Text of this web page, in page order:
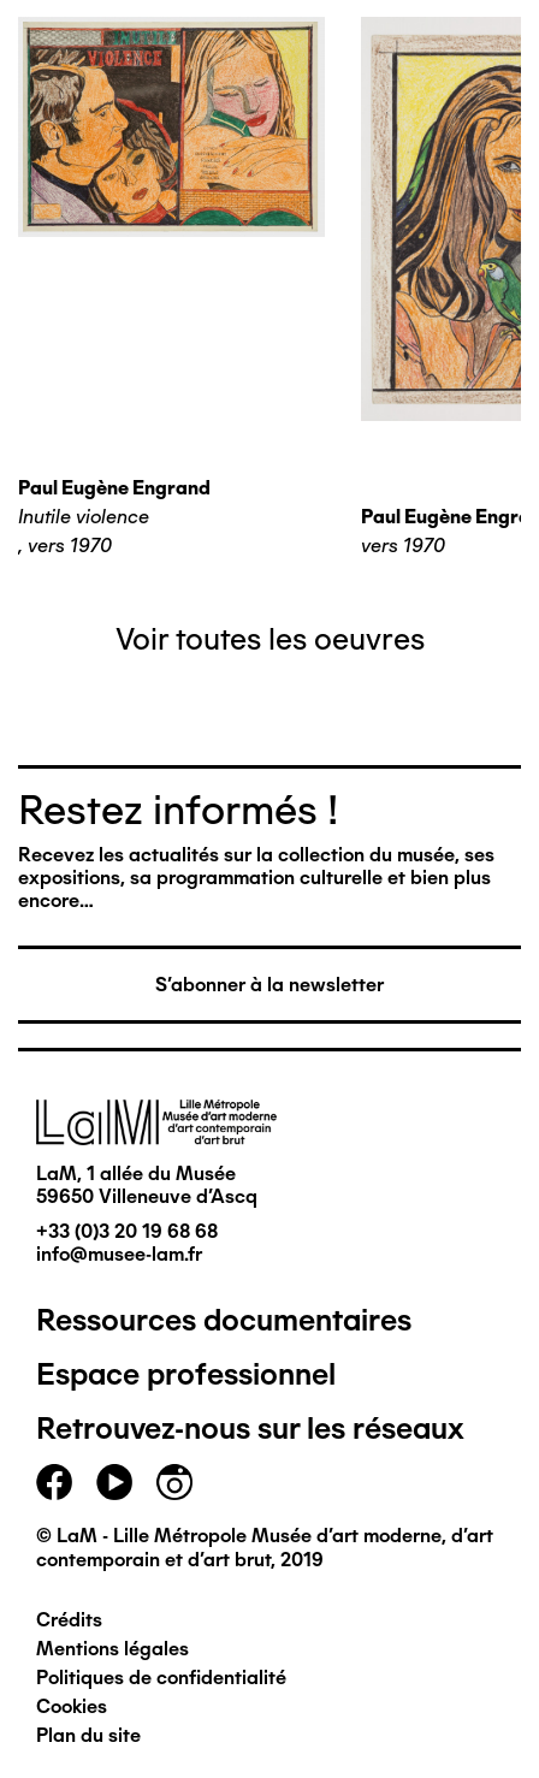
Paul Eugène Engrand
Inutile violence
, vers 1970
Paul Eugène
vers 1970
Voir toutes les oeuvres
Restez informés !
Recevez les actualités sur la collection du musée, ses
expositions, sa programmation culturelle et bien plus
encore…
S'abonner à la newsletter
Image
LaM, 1 allée du Musée
59650 Villeneuve d'Ascq
+33 (0)3 20 19 68 68
info@musee-lam.fr
Pied
de
page
principal
Ressources documentaires
Espace professionnel
Retrouvez-nous sur les réseaux
© LaM - Lille Métropole Musée d'art moderne, d'art
contemporain et d'art brut, 2019
Pied
de
page
Crédits
Mentions légales
Politiques de confidentialité
Cookies
Plan du site